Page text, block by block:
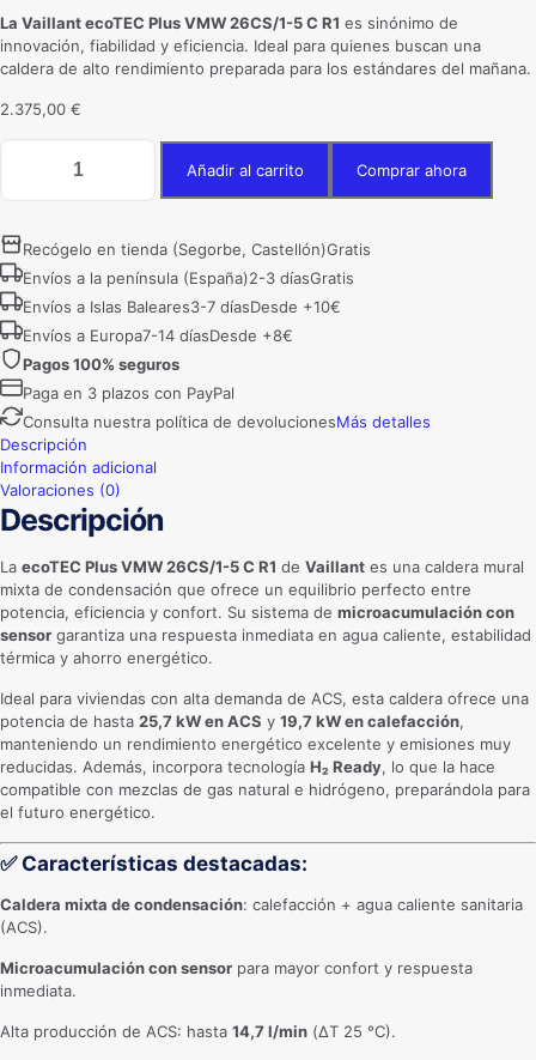
La Vaillant ecoTEC Plus VMW 26CS/1-5 C R1 es sinónimo de
innovación, fiabilidad y eficiencia. Ideal para quienes buscan una
caldera de alto rendimiento preparada para los estándares del mañana.
2.375,00 €
Vaillant
Plus
VMW
26CS/1-
5
C
R1
|
25,7
kW
|
Gas
Natural
cantidad
Añadir al carrito Comprar ahora
Recógelo en tienda (Segorbe, Castellón)Gratis
Envíos a la península (España)2-3 díasGratis
Envíos a Islas Baleares3-7 díasDesde +10€
Envíos a Europa7-14 díasDesde +8€
Pagos 100% seguros
Paga en 3 plazos con PayPal
Consulta nuestra política de devolucionesMás detalles
Descripción
Información adicional
Valoraciones (0)
Descripción
La ecoTEC Plus VMW 26CS/1-5 C R1 de Vaillant es una caldera mural
mixta de condensación que ofrece un equilibrio perfecto entre
potencia, eficiencia y confort. Su sistema de microacumulación con
sensor garantiza una respuesta inmediata en agua caliente, estabilidad
térmica y ahorro energético.
Ideal para viviendas con alta demanda de ACS, esta caldera ofrece una
potencia de hasta 25,7 kW en ACS y 19,7 kW en calefacción,
manteniendo un rendimiento energético excelente y emisiones muy
reducidas. Además, incorpora tecnología H₂ Ready, lo que la hace
compatible con mezclas de gas natural e hidrógeno, preparándola para
el futuro energético.
✅Características destacadas:
Caldera mixta de condensación: calefacción + agua caliente sanitaria
(ACS).
Microacumulación con sensor para mayor confort y respuesta
inmediata.
Alta producción de ACS: hasta 14,7 l/min (ΔT 25 °C).